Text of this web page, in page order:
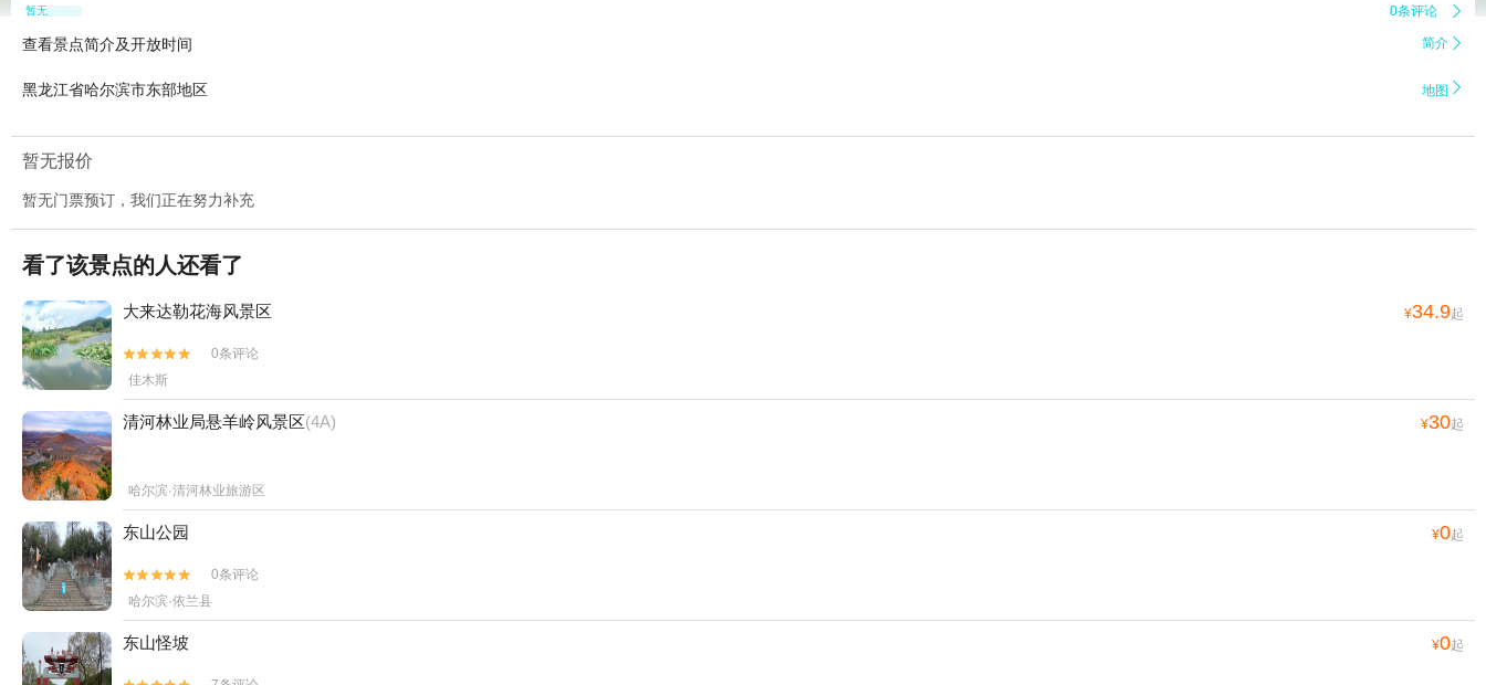
暂无点评 0条评论 
查看景点简介及开放时间 简介 
黑龙江省哈尔滨市东部地区 地图 
暂无报价
暂无门票预订，我们正在努力补充
看了该景点的人还看了
大来达勒花海风景区 ¥34.9起


0条评论
佳木斯
清河林业局悬羊岭风景区(4A) ¥30起
哈尔滨·清河林业旅游区
东山公园 ¥0起


0条评论
哈尔滨·依兰县
东山怪坡 ¥0起